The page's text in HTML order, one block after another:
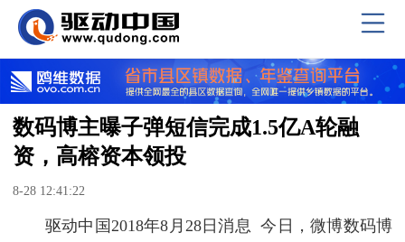
数码博主曝子弹短信完成1.5亿A轮融
资，高榕资本领投
8-28 12:41:22
驱动中国2018年8月28日消息 今日，微博数码博